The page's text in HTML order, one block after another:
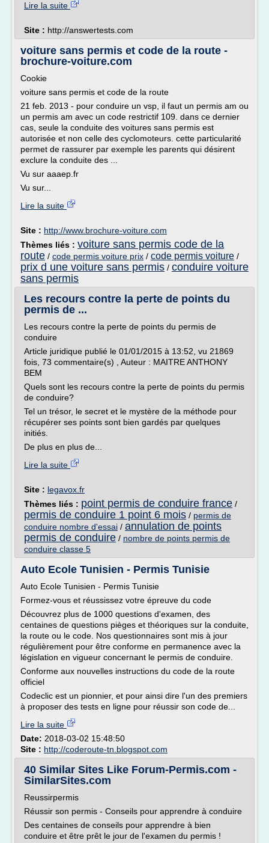
Lire la suite
Site : http://answertests.com
voiture sans permis et code de la route -
brochure-voiture.com
Cookie
voiture sans permis et code de la route
21 feb. 2013 - pour conduire un vsp, il faut un permis am ou
un permis am avec un code restrictif 109. dans ce dernier
cas, seule la conduite des voitures sans permis est
autorisée et non celle des cyclomoteurs. cette particularité
permet de rassurer par exemple les parents qui désirent
exclure la conduite des ...
Vu sur aaaep.fr
Vu sur...
Lire la suite
Site : http://www.brochure-voiture.com
Thèmes liés : voiture sans permis code de la
route / code permis voiture prix / code permis voiture /
prix d une voiture sans permis / conduire voiture
sans permis
Les recours contre la perte de points du
permis de ...
Les recours contre la perte de points du permis de
conduire
Article juridique publié le 01/01/2015 à 13:52, vu 21869
fois, 73 commentaire(s) , Auteur : MAITRE ANTHONY
BEM
Quels sont les recours contre la perte de points du permis
de conduire?
Tel un trésor, le secret et le mystère de la méthode pour
récupérer ses points sont bien gardés par quelques
initiés.
De plus en plus de...
Lire la suite
Site : legavox.fr
Thèmes liés : point permis de conduire france /
permis de conduire 1 point 6 mois / permis de
conduire nombre d'essai / annulation de points
permis de conduire / nombre de points permis de
conduire classe 5
Auto Ecole Tunisien - Permis Tunisie
Auto Ecole Tunisien - Permis Tunisie
Formez-vous et réussissez votre épreuve du code
Découvrez plus de 1000 questions d'examen, des
centaines de questions pièges et théoriques sur la conduite,
la route ou le code. Nos questionnaires sont mis à jour
régulièrement pour être conforme en permanence avec la
législation en vigueur concernant le permis de conduire.
Conforme aux nouvelles instructions du code de la route
officiel
Codeclic est un pionnier, et pour ainsi dire l'un des premiers
à proposer des tests en ligne pour réussir son code de...
Lire la suite
Date: 2018-03-02 15:48:50
Site : http://coderoute-tn.blogspot.com
40 Similar Sites Like Forum-Permis.com -
SimilarSites.com
Reussirpermis
Réussir son permis - Conseils pour apprendre à conduire
Des centaines de conseils pour apprendre à bien
conduire et être prêt le jour de l'examen du permis !